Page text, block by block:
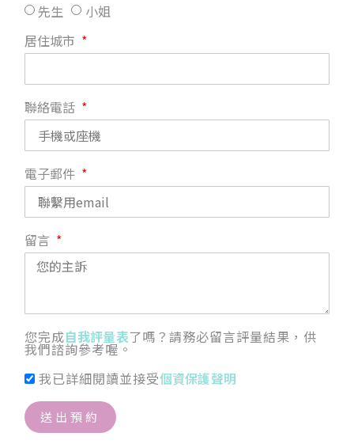
先生
小姐
居住城市
聯絡電話
電子郵件
留言
您完成自我評量表了嗎？請務必留言評量結果，供
我們諮詢參考喔。
我已詳細閱讀並接受個資保護聲明
送出預約